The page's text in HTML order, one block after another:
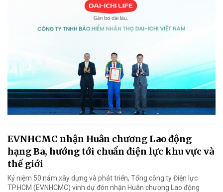
EVNHCMC nhận Huân chương Lao động
hạng Ba, hướng tới chuẩn điện lực khu vực và
thế giới
Kỷ niệm 50 năm xây dựng và phát triển, Tổng công ty Điện lực
TP.HCM (EVNHCMC) vinh dự đón nhận Huân chương Lao động